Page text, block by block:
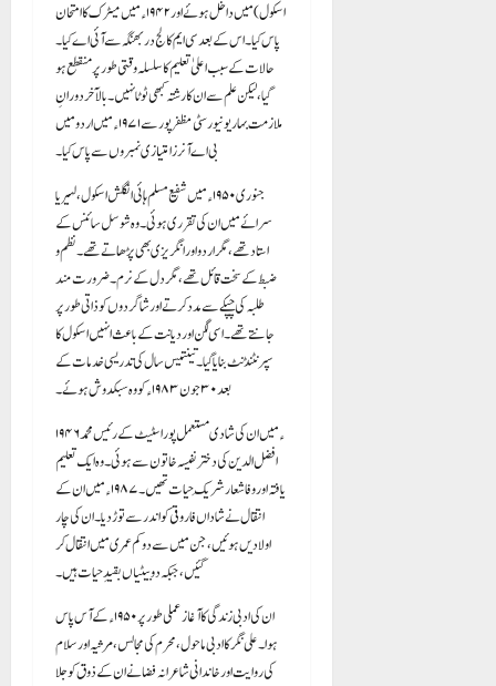
اسکول) میں داخل ہوئے اور ۱۹۴۲ء میں میٹرک کا امتحان
پاس کیا۔ اس کے بعد سی ایم کالج دربھنگہ سے آئی اے کیا۔
حالات کے سبب اعلیٰ تعلیم کا سلسلہ وقتی طور پر منقطع ہو
گیا، لیکن علم سے ان کا رشتہ کبھی ٹوٹا نہیں۔ بالآخر دورانِ
ملازمت بہار یونیورسٹی مظفرپور سے ۱۹۷۱ء میں اردو میں
بی اے آنرز امتیازی نمبروں سے پاس کیا۔
جنوری ۱۹۵۰ء میں شفیع مسلم ہائی انگلش اسکول، لہیریا
سرائے میں ان کی تقرری ہوئی۔ وہ شوسل سائنس کے
استاد تھے، مگر اردو اور انگریزی بھی پڑھاتے تھے۔ نظم و
ضبط کے سخت قائل تھے، مگر دل کے نرم۔ ضرورت مند
طلبہ کی چپکے سے مدد کرتے اور شاگردوں کو ذاتی طور پر
جانتے تھے۔ اسی لگن اور دیانت کے باعث انہیں اسکول کا
سپرنٹنڈنٹ بنایا گیا۔ تینتیس سال کی تدریسی خدمات کے
بعد ۳۰ جون ۱۹۸۳ء کو وہ سبکدوش ہوئے۔
۱۹۴۶ء میں ان کی شادی مستعمل پور اسٹیٹ کے رئیس محمد
افضل الدین کی دختر نفیسہ خاتون سے ہوئی۔ وہ ایک تعلیم
یافتہ اور وفا شعار شریکِ حیات تھیں۔ ۱۹۸۷ء میں ان کے
انتقال نے شاداں فاروقی کو اندر سے توڑ دیا۔ ان کی چار
اولادیں ہوئیں، جن میں سے دو کم عمری میں انتقال کر
گئیں، جبکہ دو بیٹیاں بقیدِ حیات ہیں۔
ان کی ادبی زندگی کا آغاز عملی طور پر ۱۹۵۰ء کے آس پاس
ہوا۔ علی نگر کا ادبی ماحول، محرم کی مجالس، مرثیہ اور سلام
کی روایت اور خاندانی شاعرانہ فضا نے ان کے ذوق کو جلا